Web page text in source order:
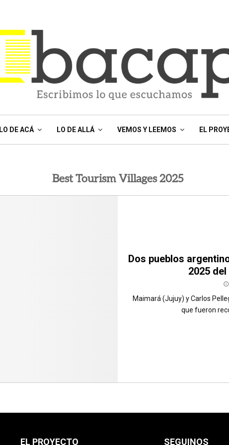
LO DE ACÁ LO DE ALLÁ VEMOS Y LEEMOS EL
Best Tourism Villages 2025
Dos pueblos
2025
Maimará (Jujuy) y Carlos
que fueron
EL PROYECTO SEGUINOS